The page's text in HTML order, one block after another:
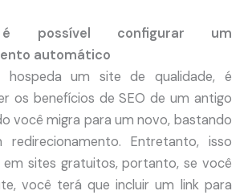
possível configurar um
automático
hospeda um site de qualidade, é
os benefícios de SEO de um antigo
você migra para um novo, bastando
redirecionamento. Entretanto, isso
em sites gratuitos, portanto, se você
você terá que incluir um link para